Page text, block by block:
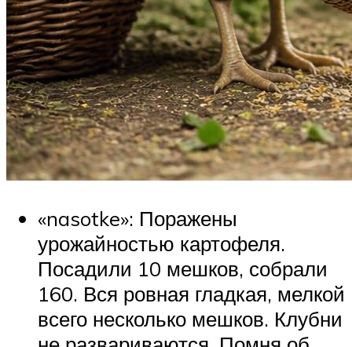
«nasotke»: Поражены
урожайностью картофеля.
Посадили 10 мешков, собрали
160. Вся ровная гладкая, мелкой
всего несколько мешков. Клубни